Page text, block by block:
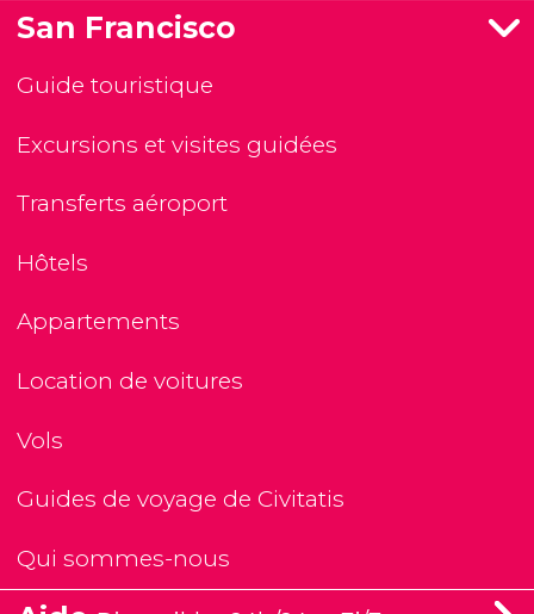
San Francisco
Guide touristique
Excursions et visites guidées
Transferts aéroport
Hôtels
Appartements
Location de voitures
Vols
Guides de voyage de Civitatis
Qui sommes-nous